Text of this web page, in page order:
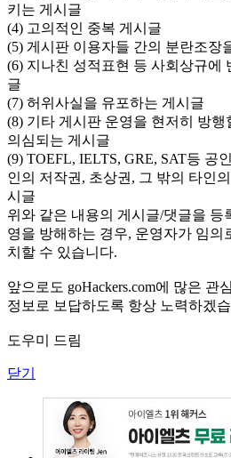
키는 게시글
(4) 고의적인 중복 게시글
(5) 게시판 이용자들 간의 분란조장
(6) 지나친 성적표현 등 사회상규에
글
(7) 허위사실을 유포하는 게시글
(8) 기타 게시판 운영을 현저히 방
의심되는 게시글
(9) TOEFL, IELTS, GRE, SAT등 공
인의 저작권, 초상권, 그 밖의 타인
시글
위와 같은 내용의 게시글/댓글을 등
영을 방해하는 경우, 운영자가 임의
치할 수 있습니다.
앞으로도 goHackers.com에 많은 관
정보로 보답하도록 항상 노력하겠
도우미 드림
닫기